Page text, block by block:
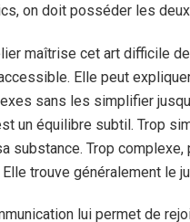
on doit posséder les
maîtrise cet art difficile
Elle peut
sans les simplifier
un équilibre subtil. Trop
substance. Trop complexe,
trouve généralement le
lui permet de